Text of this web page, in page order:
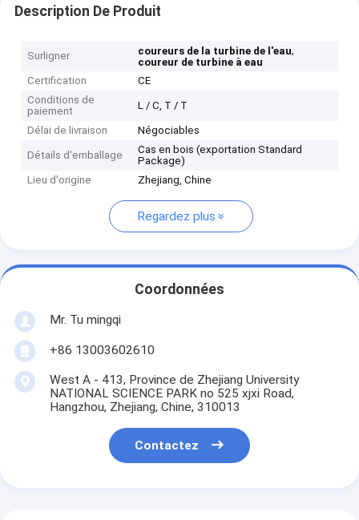
Description De Produit
Surligner coureurs de la turbine de l'eau,
coureur de turbine à eau
Certification
CE
Conditions de
paiement
L / C, T / T
Délai de livraison Négociables
Détails d'emballage
Cas en bois (exportation Standard
Package)
Lieu d'origine
Zhejiang, Chine
Regardez plus
Coordonnées
Mr. Tu mingqi
+86 13003602610
West A - 413, Province de Zhejiang University
NATIONAL SCIENCE PARK no 525 xjxi Road,
Hangzhou, Zhejiang, Chine, 310013
Contactez